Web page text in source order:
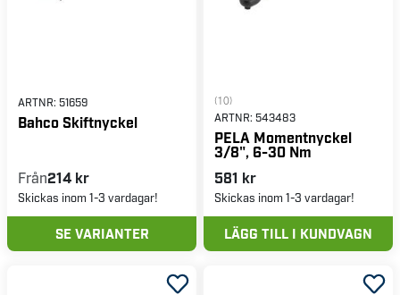
ARTNR: 51659
Bahco Skiftnyckel
Från214 kr
Skickas inom 1-3 vardagar!
SE VARIANTER
(10)
ARTNR: 543483
PELA Momentnyckel
3/8", 6-30 Nm
581 kr
Skickas inom 1-3 vardagar!
LÄGG TILL I KUNDVAGN